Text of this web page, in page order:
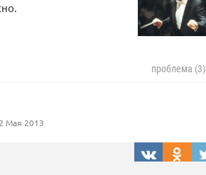
проблема (3)
Мая 2013